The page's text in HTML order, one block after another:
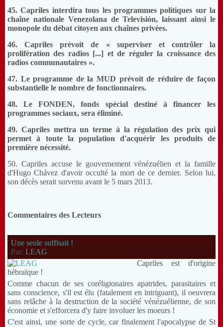
45. Capriles interdira tous les programmes politiques sur la
chaîne nationale Venezolana de Televisión, laissant ainsi le
monopole du débat citoyen aux chaînes privées.
46. Capriles prévoit de « superviser et contrôler la
prolifération des radios [...] et de réguler la croissance des
radios communautaires ».
47. Le programme de la MUD prévoit de réduire de façon
substantielle le nombre de fonctionnaires.
48. Le FONDEN, fonds spécial destiné à financer les
programmes sociaux, sera éliminé.
49. Capriles mettra un terme à la régulation des prix qui
permet à toute la population d'acquérir les produits de
première nécessité.
50. Capriles accuse le gouvernement vénézuélien et la famille
d'Hugo Chávez d'avoir occulté la mort de ce dernier. Selon lui,
son décès serait survenu avant le 5 mars 2013.
Commentaires des Lecteurs
Une seule suffisait !
Par: LEAG
Capriles est d'origine
hébraïque !
Comme chacun de ses coréligionaires apatrides, parasitaires et
sans conscience, s'il est élu (fatalement en intriguant), il oeuvrera
sans relâche à la destruction de la société vénézuélienne, de son
économie et s'efforcera d'y faire involuer les moeurs !
C'est ainsi, une sorte de cycle, car finalement l'apocalypse de St